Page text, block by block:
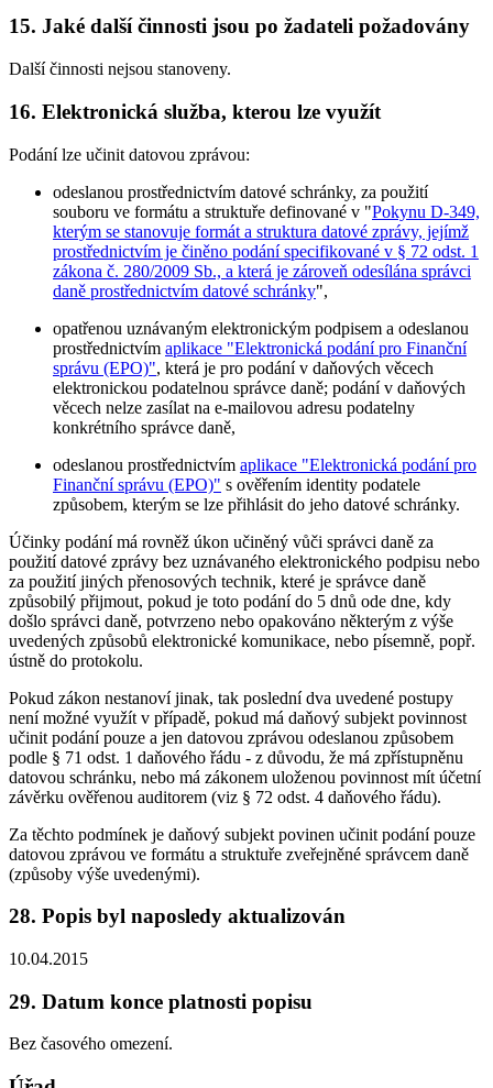
15. Jaké další činnosti jsou po žadateli požadovány
Další činnosti nejsou stanoveny.
16. Elektronická služba, kterou lze využít
Podání lze učinit datovou zprávou:
odeslanou prostřednictvím datové schránky, za použití
souboru ve formátu a struktuře definované v "Pokynu D-349,
kterým se stanovuje formát a struktura datové zprávy, jejímž
prostřednictvím je činěno podání specifikované v § 72 odst. 1
zákona č. 280/2009 Sb., a která je zároveň odesílána správci
daně prostřednictvím datové schránky",
opatřenou uznávaným elektronickým podpisem a odeslanou
prostřednictvím aplikace "Elektronická podání pro Finanční
správu (EPO)", která je pro podání v daňových věcech
elektronickou podatelnou správce daně; podání v daňových
věcech nelze zasílat na e-mailovou adresu podatelny
konkrétního správce daně,
odeslanou prostřednictvím aplikace "Elektronická podání pro
Finanční správu (EPO)" s ověřením identity podatele
způsobem, kterým se lze přihlásit do jeho datové schránky.
Účinky podání má rovněž úkon učiněný vůči správci daně za
použití datové zprávy bez uznávaného elektronického podpisu nebo
za použití jiných přenosových technik, které je správce daně
způsobilý přijmout, pokud je toto podání do 5 dnů ode dne, kdy
došlo správci daně, potvrzeno nebo opakováno některým z výše
uvedených způsobů elektronické komunikace, nebo písemně, popř.
ústně do protokolu.
Pokud zákon nestanoví jinak, tak poslední dva uvedené postupy
není možné využít v případě, pokud má daňový subjekt povinnost
učinit podání pouze a jen datovou zprávou odeslanou způsobem
podle § 71 odst. 1 daňového řádu - z důvodu, že má zpřístupněnu
datovou schránku, nebo má zákonem uloženou povinnost mít účetní
závěrku ověřenou auditorem (viz § 72 odst. 4 daňového řádu).
Za těchto podmínek je daňový subjekt povinen učinit podání pouze
datovou zprávou ve formátu a struktuře zveřejněné správcem daně
(způsoby výše uvedenými).
28. Popis byl naposledy aktualizován
10.04.2015
29. Datum konce platnosti popisu
Bez časového omezení.